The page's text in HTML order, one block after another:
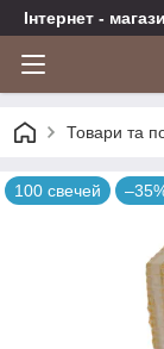
Інтернет -
Товари та
100 свечей